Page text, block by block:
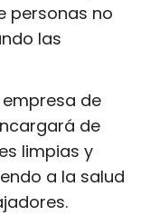
personas no
las
de
de
limpias y
a la salud